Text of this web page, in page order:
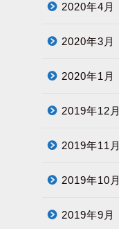
2020年4月
2020年3月
2020年1月
2019年12月
2019年11月
2019年10月
2019年9月